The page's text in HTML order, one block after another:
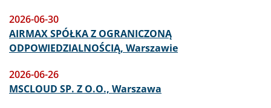
2026-06-30
AIRMAX SPÓŁKA Z OGRANICZONĄ
ODPOWIEDZIALNOŚCIĄ, Warszawie
2026-06-26
MSCLOUD SP. Z O.O., Warszawa